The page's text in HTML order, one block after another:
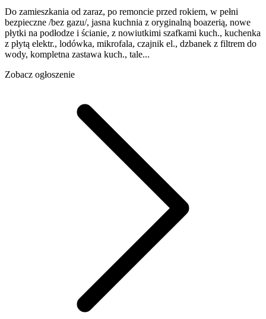
Do zamieszkania od zaraz, po remoncie przed rokiem, w pełni
bezpieczne /bez gazu/, jasna kuchnia z oryginalną boazerią, nowe
płytki na podłodze i ścianie, z nowiutkimi szafkami kuch., kuchenka
z płytą elektr., lodówka, mikrofala, czajnik el., dzbanek z filtrem do
wody, kompletna zastawa kuch., tale...
Zobacz ogłoszenie